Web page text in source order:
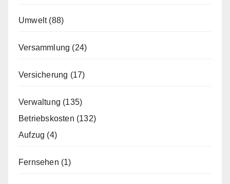
Umwelt(88)
Versammlung (24)
Versicherung (17)
Verwaltung (135)
Betriebskosten (132)
Aufzug (4)
Fernsehen (1)